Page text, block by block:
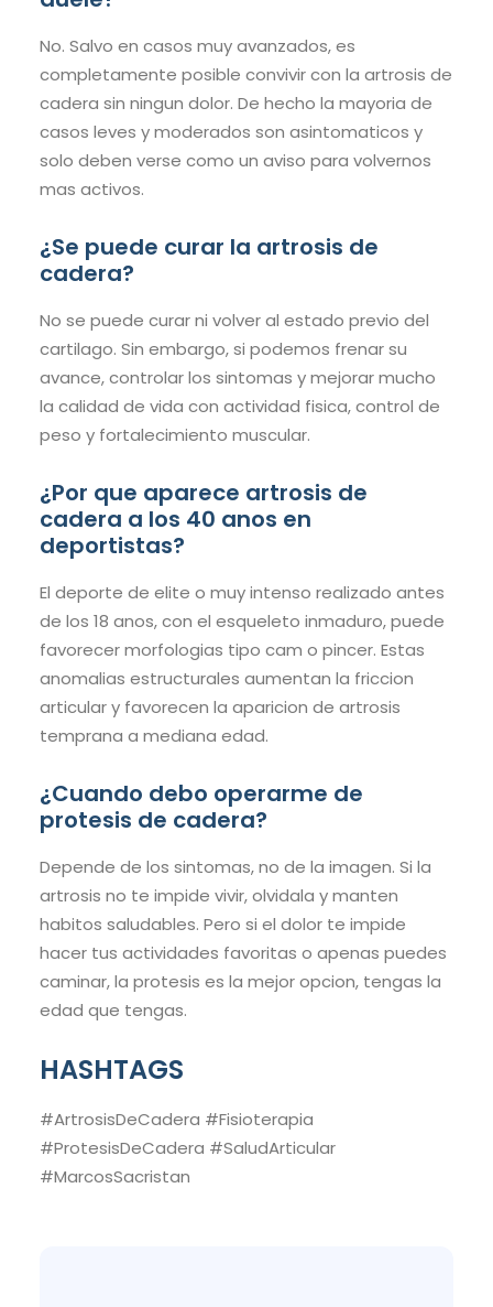
No. Salvo en casos muy avanzados, es
completamente posible convivir con la artrosis de
cadera sin ningun dolor. De hecho la mayoria de
casos leves y moderados son asintomaticos y
solo deben verse como un aviso para volvernos
mas activos.
¿Se puede curar la artrosis de
cadera?
No se puede curar ni volver al estado previo del
cartilago. Sin embargo, si podemos frenar su
avance, controlar los sintomas y mejorar mucho
la calidad de vida con actividad fisica, control de
peso y fortalecimiento muscular.
¿Por que aparece artrosis de
cadera a los 40 anos en
deportistas?
El deporte de elite o muy intenso realizado antes
de los 18 anos, con el esqueleto inmaduro, puede
favorecer morfologias tipo cam o pincer. Estas
anomalias estructurales aumentan la friccion
articular y favorecen la aparicion de artrosis
temprana a mediana edad.
¿Cuando debo operarme de
protesis de cadera?
Depende de los sintomas, no de la imagen. Si la
artrosis no te impide vivir, olvidala y manten
habitos saludables. Pero si el dolor te impide
hacer tus actividades favoritas o apenas puedes
caminar, la protesis es la mejor opcion, tengas la
edad que tengas.
HASHTAGS
#ArtrosisDeCadera #Fisioterapia
#ProtesisDeCadera #SaludArticular
#MarcosSacristan